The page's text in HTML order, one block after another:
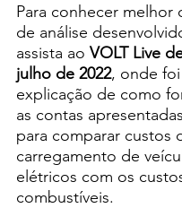
Para conhecer melhor
de análise
assista ao VOLT Live
julho de 2022, onde
explicação de como
as contas
para comparar custos
carregamento de
elétricos com os
combustíveis.